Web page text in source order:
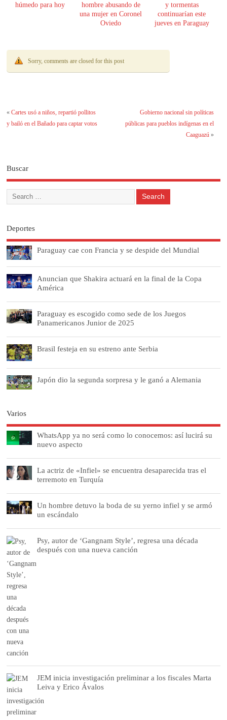
húmedo para hoy
hombre abusando de
una mujer en Coronel
Oviedo
y tormentas
continuarían este
jueves en Paraguay
Sorry, comments are closed for this post
«Cartes usó a niños, repartió pollitos
y bailó en el Bañado para captar votos
Gobierno nacional sin políticas
públicas para pueblos indígenas en el
Caaguazú»
Buscar
Deportes
Paraguay cae con Francia y se despide del Mundial
Anuncian que Shakira actuará en la final de la Copa
América
Paraguay es escogido como sede de los Juegos
Panamericanos Junior de 2025
Brasil festeja en su estreno ante Serbia
Japón dio la segunda sorpresa y le ganó a Alemania
Varios
WhatsApp ya no será como lo conocemos: así lucirá su
nuevo aspecto
La actriz de «Infiel» se encuentra desaparecida tras el
terremoto en Turquía
Un hombre detuvo la boda de su yerno infiel y se armó
un escándalo
Psy, autor de ‘Gangnam Style’, regresa una década
después con una nueva canción
JEM inicia investigación preliminar a los fiscales Marta
Leiva y Erico Ávalos